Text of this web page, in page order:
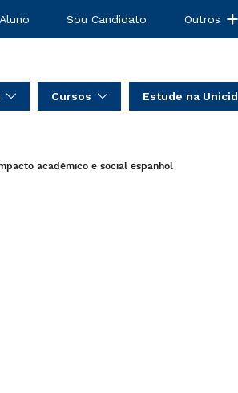
Sou Candidato Outros
Cursos Estude na Unicid
acadêmico e social espanhol